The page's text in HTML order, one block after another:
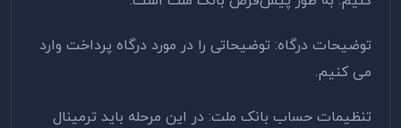
توضیحات درگاه: توضیحاتی را در مورد درگاه پرداخت وارد
می کنیم.
تنظیمات حساب بانک ملت: در این مرحله باید ترمینال